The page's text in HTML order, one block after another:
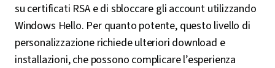
su certificati RSA e di sbloccare gli account utilizzando
Windows Hello. Per quanto potente, questo livello di
personalizzazione richiede ulteriori download e
installazioni, che possono complicare l’esperienza